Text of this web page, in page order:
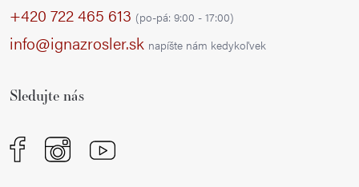
+420 722 465 613 (po-pá: 9:00 - 17:00)
info@ignazrosler.sk napíšte nám kedykoľvek
Sledujte nás